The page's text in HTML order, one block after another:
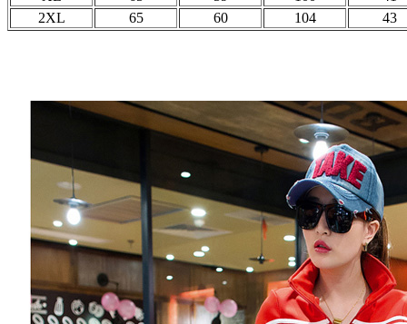
2XL
65 60 104 43